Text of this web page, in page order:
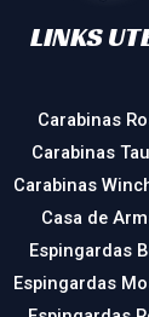
LINKS
Carabinas
Carabinas
Carabinas
Casa de
Espingardas
Espingardas